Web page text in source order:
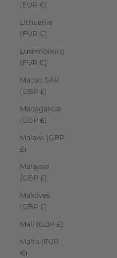
(EUR €)
Lithuania
(EUR €)
Luxembourg
(EUR €)
Macao SAR
(GBP £)
Madagascar
(GBP £)
Malawi (GBP
£)
Malaysia
(GBP £)
Maldives
(GBP £)
Mali (GBP £)
Malta (EUR
€)